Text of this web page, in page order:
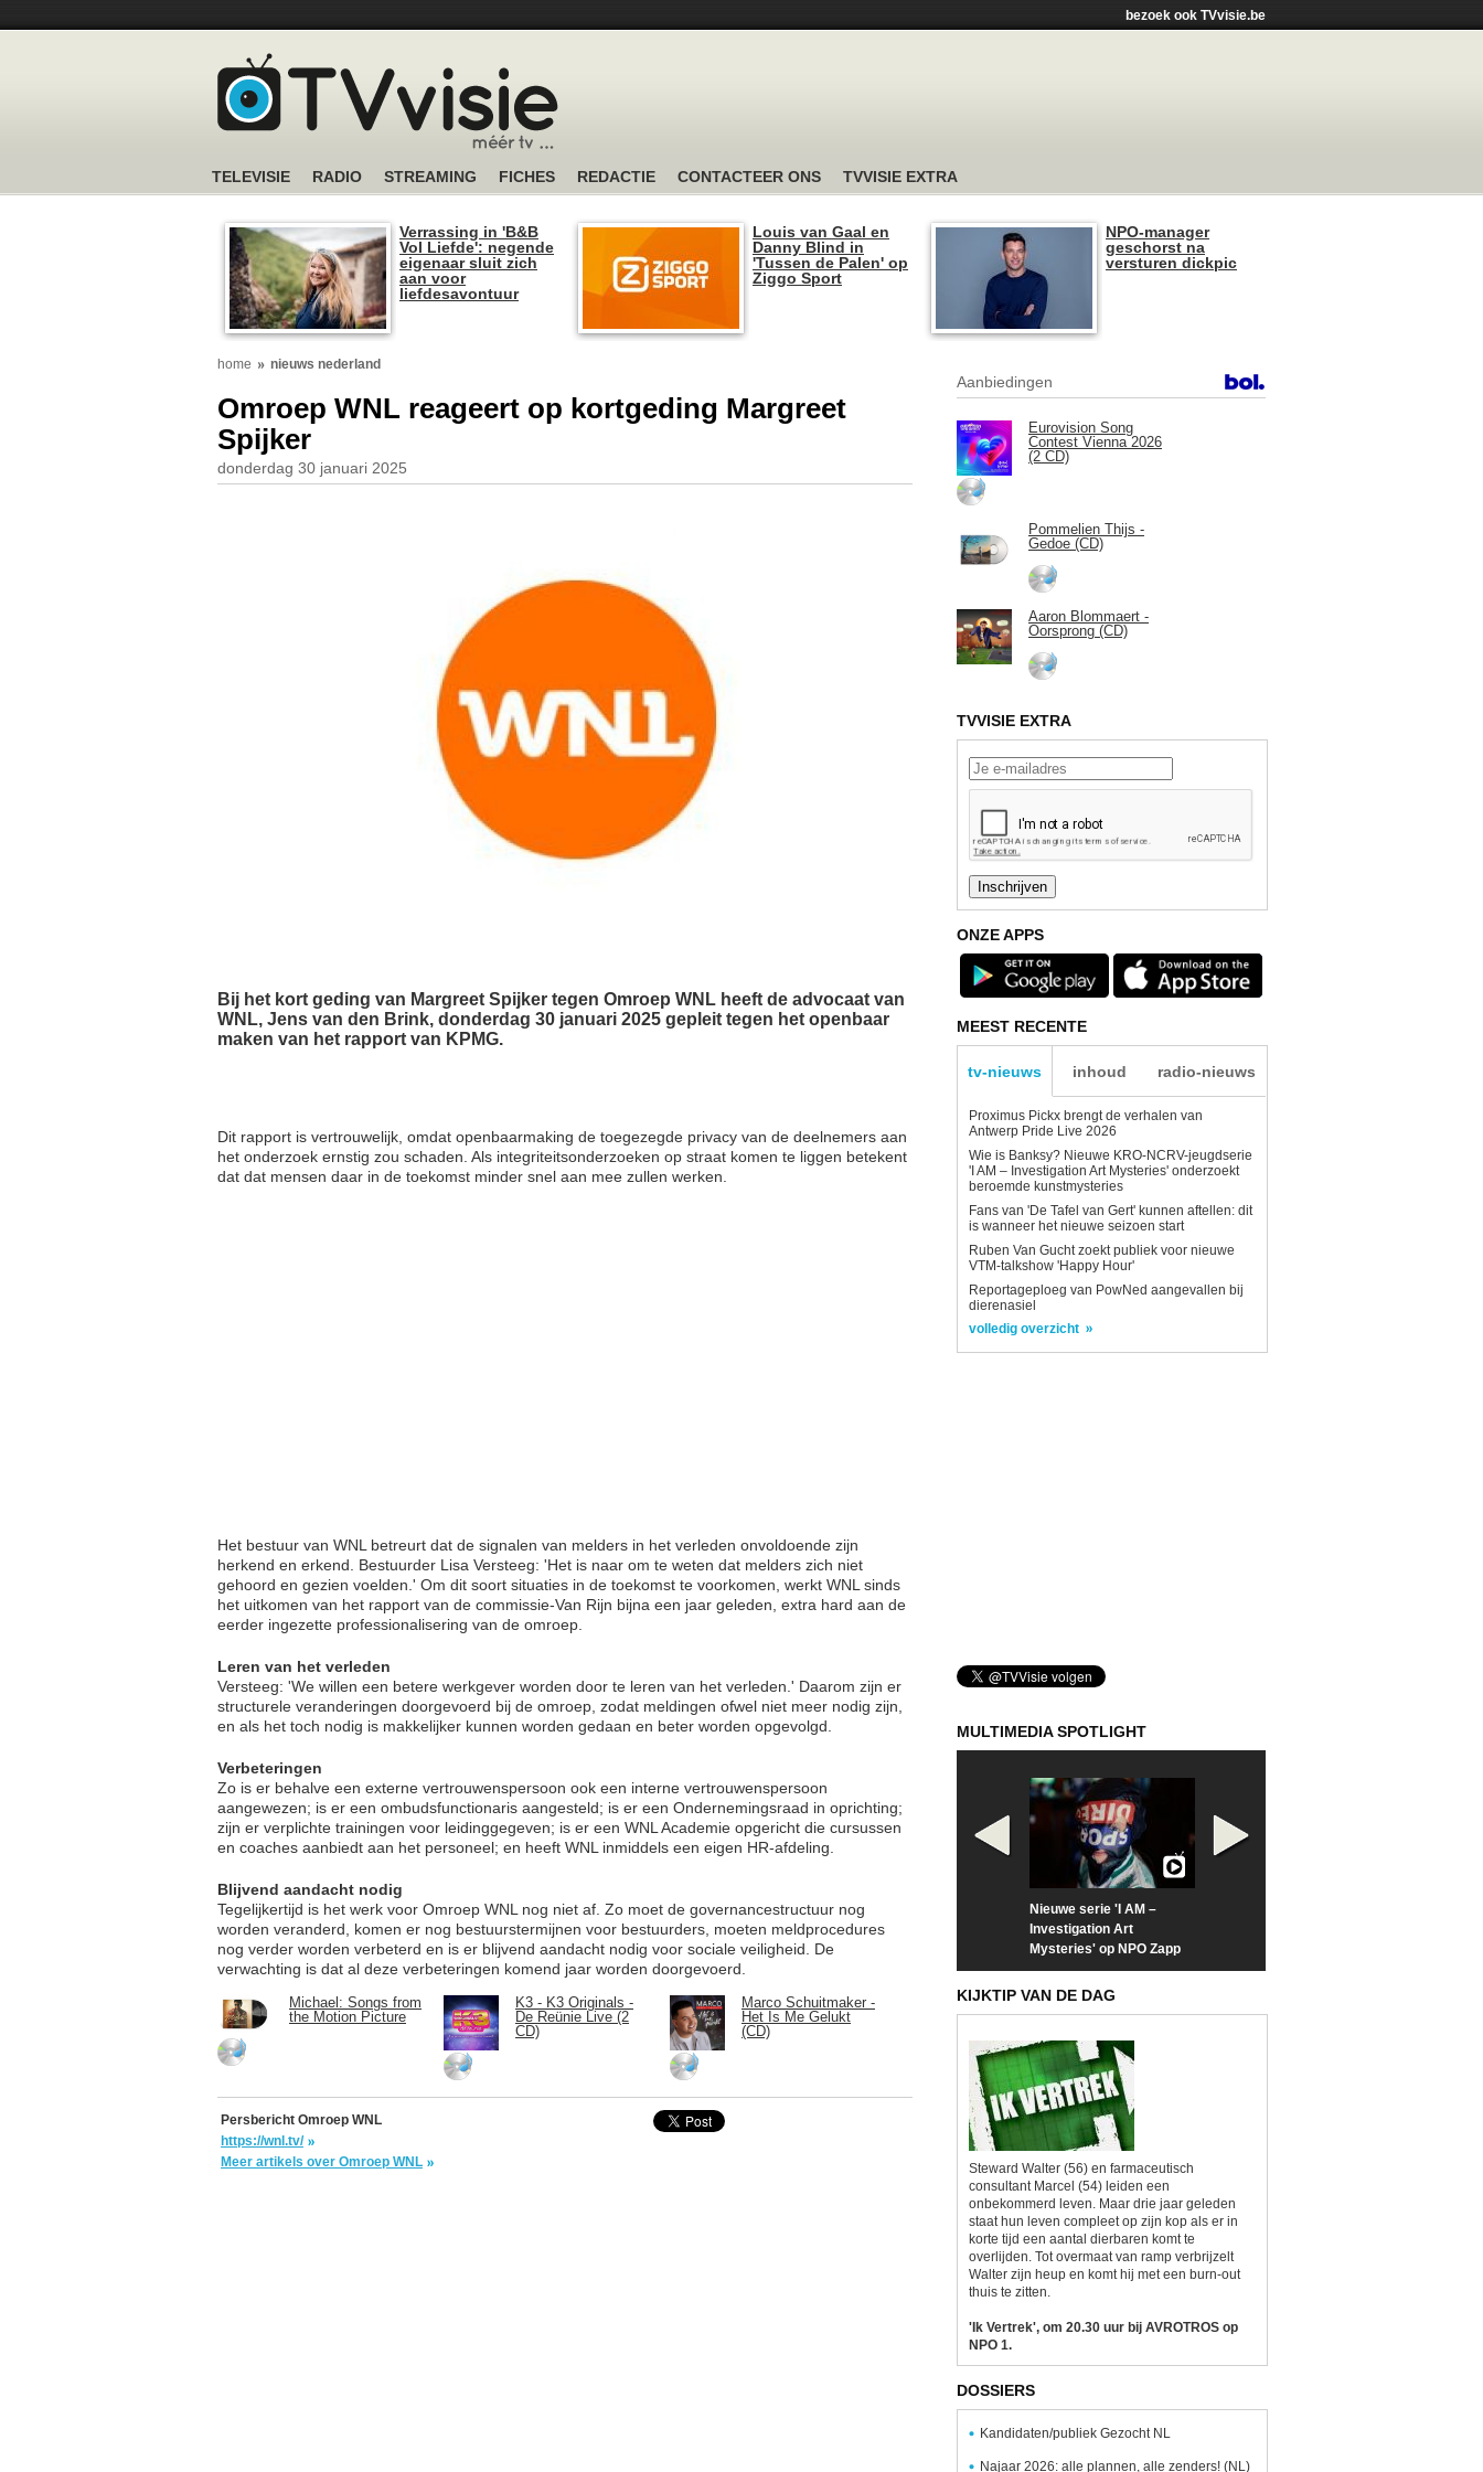
bezoek ook TVvisie.be
TELEVISIE RADIO STREAMING FICHES REDACTIE CONTACTEER ONS TVVISIE EXTRA
Verrassing in 'B&B
Vol Liefde': negende
eigenaar sluit zich
aan voor
liefdesavontuur
Louis van Gaal en
Danny Blind in
'Tussen de Palen' op
Ziggo Sport
NPO-manager
geschorst na
versturen dickpic
home nieuws nederland
Omroep WNL reageert op kortgeding Margreet
Spijker
donderdag 30 januari 2025
Bij het kort geding van Margreet Spijker tegen Omroep WNL heeft de advocaat van
WNL, Jens van den Brink, donderdag 30 januari 2025 gepleit tegen het openbaar
maken van het rapport van KPMG.
Dit rapport is vertrouwelijk, omdat openbaarmaking de toegezegde privacy van de deelnemers aan
het onderzoek ernstig zou schaden. Als integriteitsonderzoeken op straat komen te liggen betekent
dat dat mensen daar in de toekomst minder snel aan mee zullen werken.
Het bestuur van WNL betreurt dat de signalen van melders in het verleden onvoldoende zijn
herkend en erkend. Bestuurder Lisa Versteeg: 'Het is naar om te weten dat melders zich niet
gehoord en gezien voelden.' Om dit soort situaties in de toekomst te voorkomen, werkt WNL sinds
het uitkomen van het rapport van de commissie-Van Rijn bijna een jaar geleden, extra hard aan de
eerder ingezette professionalisering van de omroep.
Leren van het verleden
Versteeg: 'We willen een betere werkgever worden door te leren van het verleden.' Daarom zijn er
structurele veranderingen doorgevoerd bij de omroep, zodat meldingen ofwel niet meer nodig zijn,
en als het toch nodig is makkelijker kunnen worden gedaan en beter worden opgevolgd.
Verbeteringen
Zo is er behalve een externe vertrouwenspersoon ook een interne vertrouwenspersoon
aangewezen; is er een ombudsfunctionaris aangesteld; is er een Ondernemingsraad in oprichting;
zijn er verplichte trainingen voor leidinggegeven; is er een WNL Academie opgericht die cursussen
en coaches aanbiedt aan het personeel; en heeft WNL inmiddels een eigen HR-afdeling.
Blijvend aandacht nodig
Tegelijkertijd is het werk voor Omroep WNL nog niet af. Zo moet de governancestructuur nog
worden veranderd, komen er nog bestuurstermijnen voor bestuurders, moeten meldprocedures
nog verder worden verbeterd en is er blijvend aandacht nodig voor sociale veiligheid. De
verwachting is dat al deze verbeteringen komend jaar worden doorgevoerd.
Michael: Songs from
the Motion Picture
K3 - K3 Originals -
De Reünie Live (2
CD)
Marco Schuitmaker -
Het Is Me Gelukt
(CD)
Persbericht Omroep WNL
https://wnl.tv/
Meer artikels over Omroep WNL
Aanbiedingen
Eurovision Song
Contest Vienna 2026
(2 CD)
Pommelien Thijs -
Gedoe (CD)
Aaron Blommaert -
Oorsprong (CD)
TVVISIE EXTRA
ONZE APPS
MEEST RECENTE
tv-nieuws inhoud radio-nieuws
Proximus Pickx brengt de verhalen van
Antwerp Pride Live 2026
Wie is Banksy? Nieuwe KRO-NCRV-jeugdserie
'I AM – Investigation Art Mysteries' onderzoekt
beroemde kunstmysteries
Fans van 'De Tafel van Gert' kunnen aftellen: dit
is wanneer het nieuwe seizoen start
Ruben Van Gucht zoekt publiek voor nieuwe
VTM-talkshow 'Happy Hour'
Reportageploeg van PowNed aangevallen bij
dierenasiel
volledig overzicht
MULTIMEDIA SPOTLIGHT
Nieuwe serie 'I AM –
Investigation Art
Mysteries' op NPO Zapp
KIJKTIP VAN DE DAG
Steward Walter (56) en farmaceutisch
consultant Marcel (54) leiden een
onbekommerd leven. Maar drie jaar geleden
staat hun leven compleet op zijn kop als er in
korte tijd een aantal dierbaren komt te
overlijden. Tot overmaat van ramp verbrijzelt
Walter zijn heup en komt hij met een burn-out
thuis te zitten.
'Ik Vertrek', om 20.30 uur bij AVROTROS op
NPO 1.
DOSSIERS
Kandidaten/publiek Gezocht NL
Najaar 2026: alle plannen, alle zenders! (NL)